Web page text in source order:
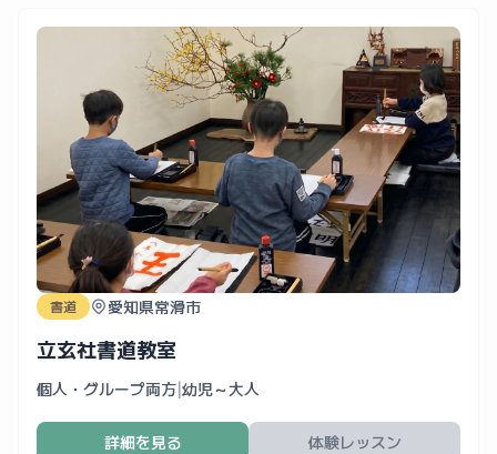
書道 愛知県常滑市
立玄社書道教室
個人・グループ両方|幼児～大人
詳細を見る 体験レッスン